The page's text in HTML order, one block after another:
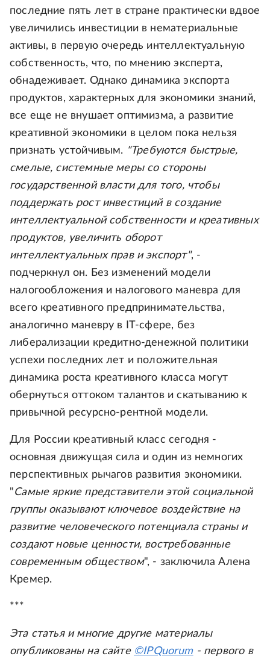
последние пять лет в стране практически вдвое
увеличились инвестиции в нематериальные
активы, в первую очередь интеллектуальную
собственность, что, по мнению эксперта,
обнадеживает. Однако динамика экспорта
продуктов, характерных для экономики знаний,
все еще не внушает оптимизма, а развитие
креативной экономики в целом пока нельзя
признать устойчивым. "Требуются быстрые,
смелые, системные меры со стороны
государственной власти для того, чтобы
поддержать рост инвестиций в создание
интеллектуальной собственности и креативных
продуктов, увеличить оборот
интеллектуальных прав и экспорт", -
подчеркнул он. Без изменений модели
налогообложения и налогового маневра для
всего креативного предпринимательства,
аналогично маневру в IT-сфере, без
либерализации кредитно-денежной политики
успехи последних лет и положительная
динамика роста креативного класса могут
обернуться оттоком талантов и скатыванию к
привычной ресурсно-рентной модели.
Для России креативный класс сегодня -
основная движущая сила и один из немногих
перспективных рычагов развития экономики.
"Самые яркие представители этой социальной
группы оказывают ключевое воздействие на
развитие человеческого потенциала страны и
создают новые ценности, востребованные
современным обществом", - заключила Алена
Кремер.
***
Эта статья и многие другие материалы
опубликованы на сайте ©IPQuorum- первого в